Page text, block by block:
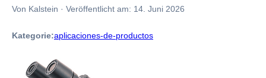
Von Kalstein · Veröffentlicht am: 14. Juni 2026
Kategorie:aplicaciones-de-productos